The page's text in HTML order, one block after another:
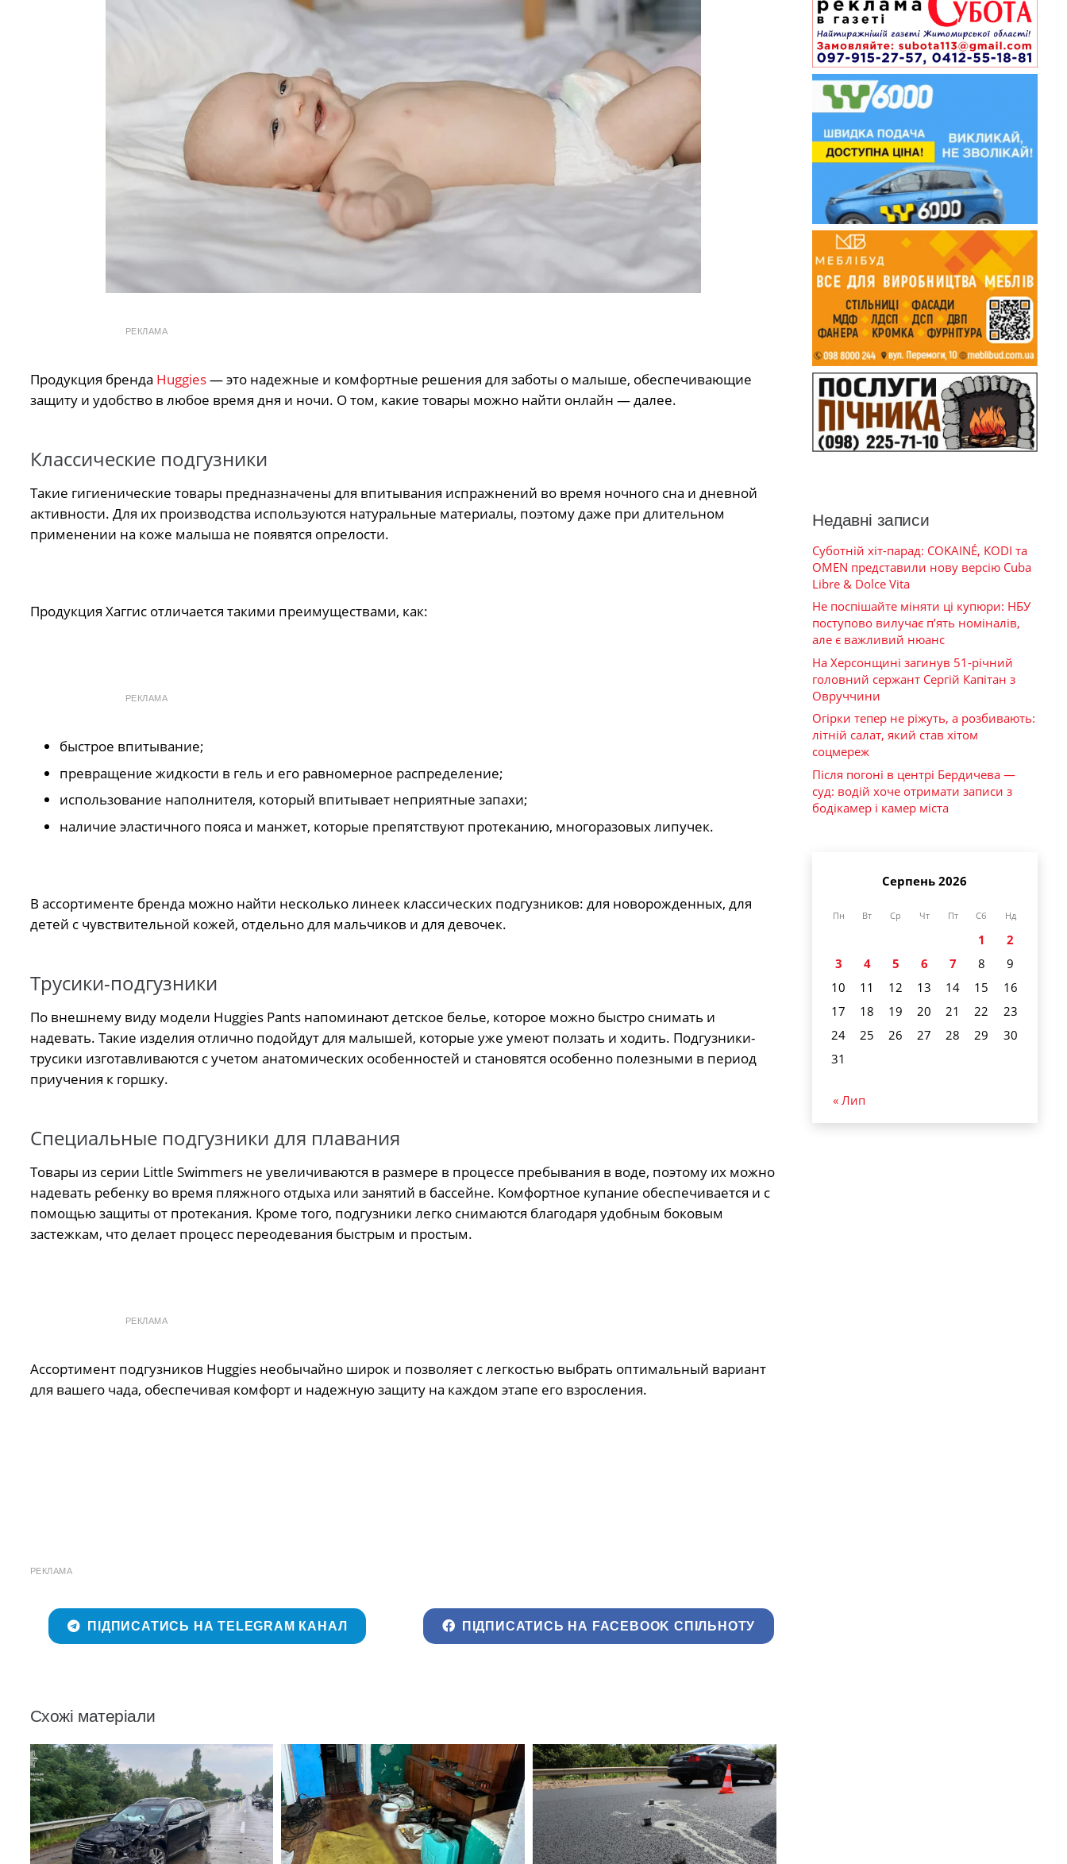
РЕКЛАМА
Продукция бренда Huggies— это надежные и комфортные решения для заботы о малыше, обеспечивающие
защиту и удобство в любое время дня и ночи. О том, какие товары можно найти онлайн — далее.
Классические подгузники
Такие гигиенические товары предназначены для впитывания испражнений во время ночного сна и дневной
активности. Для их производства используются натуральные материалы, поэтому даже при длительном
применении на коже малыша не появятся опрелости.
Продукция Хаггис отличается такими преимуществами, как:
РЕКЛАМА
быстрое впитывание;
превращение жидкости в гель и его равномерное распределение;
использование наполнителя, который впитывает неприятные запахи;
наличие эластичного пояса и манжет, которые препятствуют протеканию, многоразовых липучек.
В ассортименте бренда можно найти несколько линеек классических подгузников: для новорожденных, для
детей с чувствительной кожей, отдельно для мальчиков и для девочек.
Трусики-подгузники
По внешнему виду модели Huggies Pants напоминают детское белье, которое можно быстро снимать и
надевать. Такие изделия отлично подойдут для малышей, которые уже умеют ползать и ходить. Подгузники-
трусики изготавливаются с учетом анатомических особенностей и становятся особенно полезными в период
приучения к горшку.
Специальные подгузники для плавания
Товары из серии Little Swimmers не увеличиваются в размере в процессе пребывания в воде, поэтому их можно
надевать ребенку во время пляжного отдыха или занятий в бассейне. Комфортное купание обеспечивается и с
помощью защиты от протекания. Кроме того, подгузники легко снимаются благодаря удобным боковым
застежкам, что делает процесс переодевания быстрым и простым.
РЕКЛАМА
Ассортимент подгузников Huggies необычайно широк и позволяет с легкостью выбрать оптимальный вариант
для вашего чада, обеспечивая комфорт и надежную защиту на каждом этапе его взросления.
РЕКЛАМА
ПІДПИСАТИСЬ НА TELEGRAM КАНАЛ ПІДПИСАТИСЬ НА FACEBOOK СПІЛЬНОТУ
Схожі матеріали
Недавні записи
Суботній хіт-парад: COKAINÉ, KODI та
OMEN представили нову версію Cuba
Libre & Dolce Vita
Не поспішайте міняти ці купюри: НБУ
поступово вилучає п’ять номіналів,
але є важливий нюанс
На Херсонщині загинув 51-річний
головний сержант Сергій Капітан з
Овруччини
Огірки тепер не ріжуть, а розбивають:
літній салат, який став хітом
соцмереж
Після погоні в центрі Бердичева —
суд: водій хоче отримати записи з
бодікамер і камер міста
Серпень 2026
Пн Вт Ср Чт Пт Сб Нд
1
2
3
4 5 6 7 8
9
10
11 12 13 14 15
16
17
18 19 20 21 22
23
24
25 26 27 28 29
30
31
« Лип